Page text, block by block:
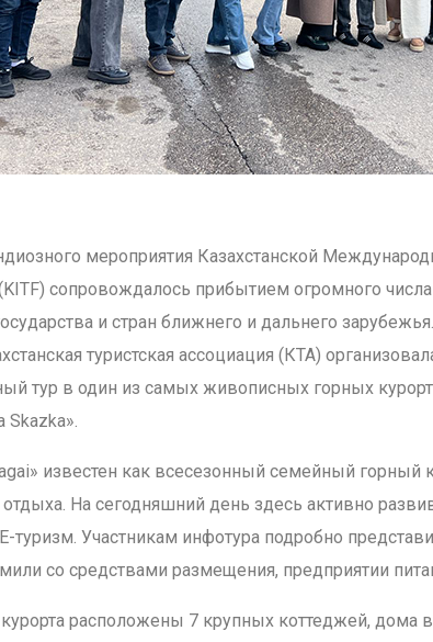
мероприятия Казахстанской
сопровождалось прибытием огромного
и стран ближнего и дальнего
туристская ассоциация (КТА)
тур в один из самых живописных горных
Skazka».
известен как всесезонный семейный горный
На сегодняшний день здесь активно
туризм. Участникам инфотура подробно
со средствами размещения, предприятии
расположены 7 крупных коттеджей, дома в